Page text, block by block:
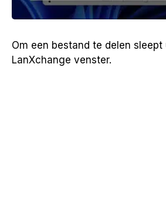
Om een bestand te delen
LanXchange venster.